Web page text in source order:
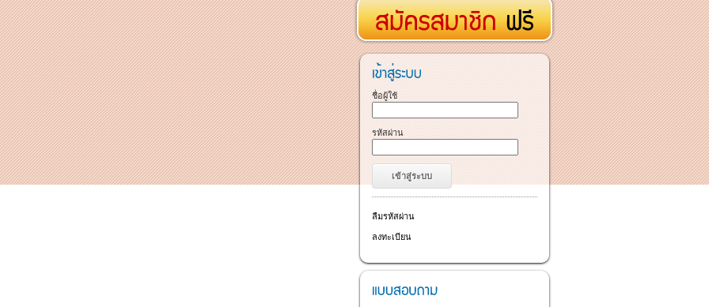
ชื่อผู้ใช้
รหัสผ่าน
ลืมรหัสผ่าน
ลงทะเบียน